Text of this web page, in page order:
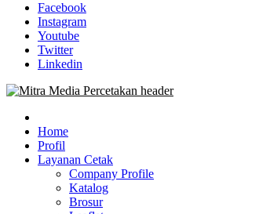
Facebook
Instagram
Youtube
Twitter
Linkedin
Mitra Media
0813-1670-6191 (Call/WA) Perusahaan Tempat
Home
Profil
Layanan Cetak
Company Profile
Katalog
Brosur